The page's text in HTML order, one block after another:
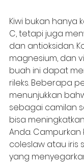
Kiwi bukan hanya
C, tetapi juga
dan antioksidan.
magnesium, dan
buah ini dapat
rileks. Beberapa
menunjukkan
sebagai camilan
bisa
Anda. Campurkan
coleslaw atau iris
yang